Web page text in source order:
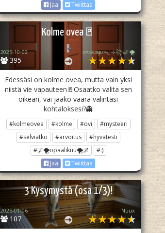
Jaa
Twiittaa
Kolme ovea🚪
395
2025-10-02 ᴏᴘᴀᴀʟɪӄᴜᴜᯓ₊ ⊹꧂🌌🌪
Edessäsi on kolme ovea, mutta vain yksi
niistä vie vapauteen🚪Osaatko valita sen
oikean, vai jääkö väärä valintasi
kohtaloksesi?👻
#kolmeovea #kolme #ovi
#mysteeri
#selviätkö
#arvoitus
#hyvätesti
#🌌🌪opaalikuu🌪🌌
#:)
Jaa
Twiittaa
3 Kysymystä (osa 1/3)!
107
2025-01-06 Nuux